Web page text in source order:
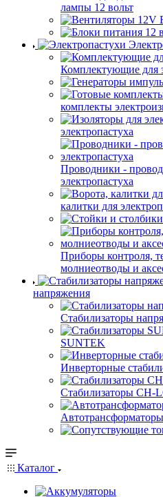
лампы 12 вольт
Комплектующие для
комплекты
электропастуха
Проводники -
электропастуха
калитки для
Приборы контроля,
молниеотводы и
напряжения
Стабилизаторы
SUNTEK
Инверторные
Стабилизаторы СН-
Каталог